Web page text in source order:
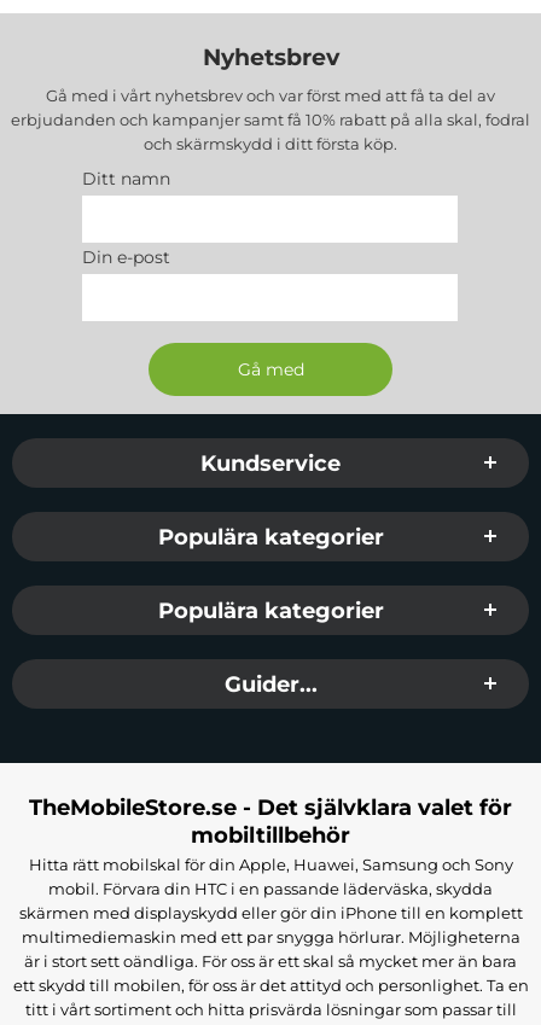
Nyhetsbrev
Gå med i vårt nyhetsbrev och var först med att få ta del av
erbjudanden och kampanjer samt få 10% rabatt på alla skal, fodral
och skärmskydd i ditt första köp.
Ditt namn
Din e-post
Sidfot Blandad info och länkar
Kundservice
Populära kategorier
Populära kategorier
Guider...
TheMobileStore.se - Det självklara valet för
mobiltillbehör
Hitta rätt mobilskal för din Apple, Huawei, Samsung och Sony
mobil. Förvara din HTC i en passande läderväska, skydda
skärmen med displayskydd eller gör din iPhone till en komplett
multimediemaskin med ett par snygga hörlurar. Möjligheterna
är i stort sett oändliga. För oss är ett skal så mycket mer än bara
ett skydd till mobilen, för oss är det attityd och personlighet. Ta en
titt i vårt sortiment och hitta prisvärda lösningar som passar till